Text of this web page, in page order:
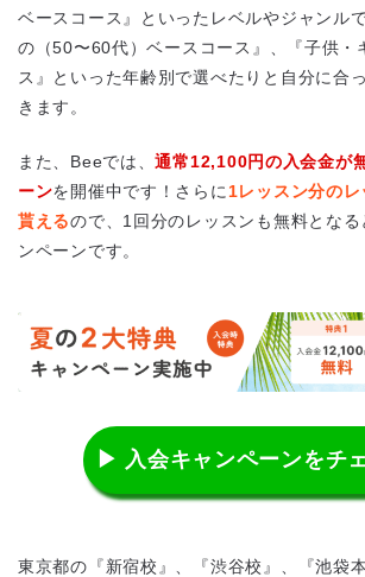
ベースコース』といったレベルやジャンル
の（50〜60代）ベースコース』、『子供・
ス』といった年齢別で選べたりと自分に合
きます。
また、Beeでは、通常12,100円の入会金が
ーンを開催中です！さらに 1レッスン分の
貰えるので、1回分のレッスンも無料となる
ンペーンです。
▶ 入会キャンペーンをチ
東京都の『新宿校』、『渋谷校』、『池袋